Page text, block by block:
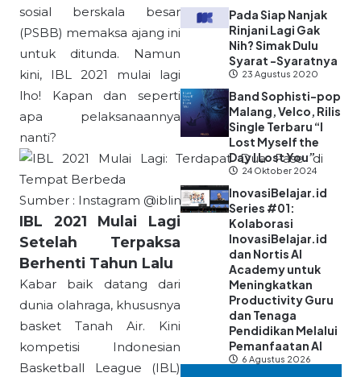
sosial berskala besar
(PSBB) memaksa ajang ini
untuk ditunda. Namun
kini, IBL 2021 mulai lagi
lho! Kapan dan seperti
apa pelaksanaannya
nanti?
Sumber : Instagram @iblindonesia
IBL 2021 Mulai Lagi
Setelah Terpaksa
Berhenti Tahun Lalu
Kabar baik datang dari
dunia olahraga, khususnya
basket Tanah Air. Kini
kompetisi Indonesian
Basketball League (IBL)
Pada Siap Nanjak
Rinjani Lagi Gak
Nih? Simak Dulu
Syarat -Syaratnya
23 Agustus 2020
Band Sophisti-pop
Malang, Velco, Rilis
Single Terbaru “I
Lost Myself the
Day I Lost You”
24 Oktober 2024
InovasiBelajar.id
Series #01:
Kolaborasi
InovasiBelajar.id
dan Nortis AI
Academy untuk
Meningkatkan
Productivity Guru
dan Tenaga
Pendidikan Melalui
Pemanfaatan AI
6 Agustus 2026